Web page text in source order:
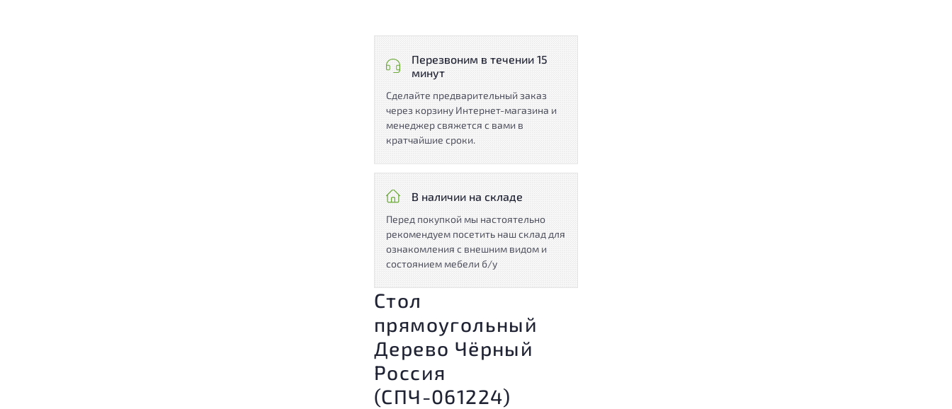
Перезвоним в течении 15
минут
Сделайте предварительный заказ
через корзину Интернет-магазина и
менеджер свяжется с вами в
кратчайшие сроки.
В наличии на складе
Перед покупкой мы настоятельно
рекомендуем посетить наш склад для
ознакомления с внешним видом и
состоянием мебели б/у
Стол
прямоугольный
Дерево Чёрный
Россия
(СПЧ-061224)